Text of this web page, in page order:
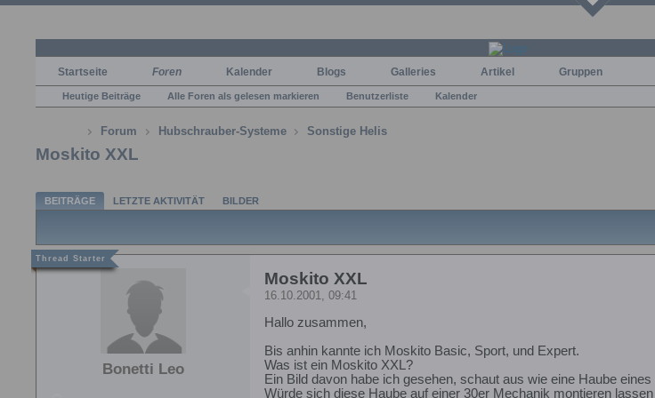
Startseite Foren Kalender Blogs Galleries Artikel Gruppen
Heutige Beiträge Alle Foren als gelesen markieren Benutzerliste Kalender
Forum Hubschrauber-Systeme Sonstige Helis
Moskito XXL
BEITRÄGE LETZTE AKTIVITÄT BILDER
Bonetti Leo
Moskito XXL
16.10.2001, 09:41
Hallo zusammen,
Bis anhin kannte ich Moskito Basic, Sport, und Expert.
Was ist ein Moskito XXL?
Ein Bild davon habe ich gesehen, schaut aus wie eine Haube
Würde sich diese Haube auf einer 30er Mechanik montieren